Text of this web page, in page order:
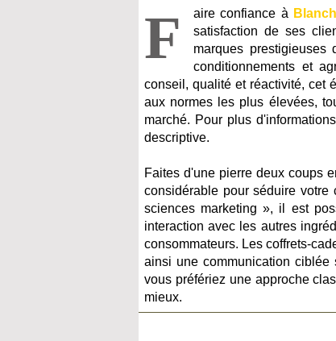
F aire confiance à
satisfaction de ses
marques
conditionnements et
conseil, qualité et réactivité, cet
aux normes les plus élevées,
marché. Pour plus
descriptive.
Faites d'une pierre deux coups
considérable pour séduire
sciences marketing », il est
interaction avec les autres
consommateurs. Les coffrets-
ainsi une communication
vous préfériez une approche
mieux.